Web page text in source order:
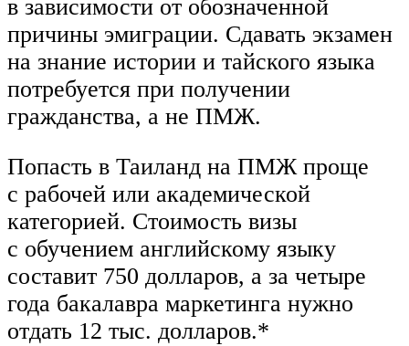
в зависимости от обозначенной
причины эмиграции. Сдавать экзамен
на знание истории и тайского языка
потребуется при получении
гражданства, а не ПМЖ.
Попасть в Таиланд на ПМЖ проще
с рабочей или академической
категорией. Стоимость визы
с обучением английскому языку
составит 750 долларов, а за четыре
года бакалавра маркетинга нужно
отдать 12 тыс. долларов.*